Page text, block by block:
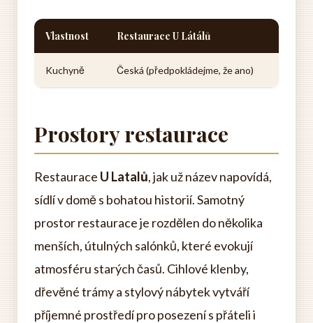
Vlastnost Restaurace U Látálů
Kuchyně Česká (předpokládejme, že ano)
Prostory restaurace
Restaurace U Latalů, jak už název napovídá,
sídlí v domě s bohatou historií. Samotný
prostor restaurace je rozdělen do několika
menších, útulných salónků, které evokují
atmosféru starých časů. Cihlové klenby,
dřevěné trámy a stylový nábytek vytváří
příjemné prostředí pro posezení s přáteli i